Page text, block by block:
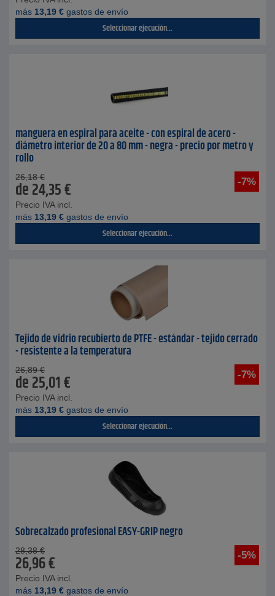
más 13,19 € gastos de envío
Seleccionar ejecución...
manguera en espiral para aceite - con espiral de acero -
diámetro interior de 20 a 80 mm - negra - precio por metro y
rollo
-7%
26,18 €
de24,35€
Precio IVA incl.
más 13,19 € gastos de envío
Seleccionar ejecución...
Tejido de vidrio recubierto de PTFE - estándar - tejido cerrado
- resistente a la temperatura
-7%
26,89 €
de25,01€
Precio IVA incl.
más 13,19 € gastos de envío
Seleccionar ejecución...
Sobrecalzado profesional EASY-GRIP negro
-5%
28,38 €
26,96€
Precio IVA incl.
más 13,19 € gastos de envío